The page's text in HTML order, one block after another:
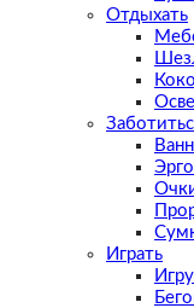
Отдыхать
Играть